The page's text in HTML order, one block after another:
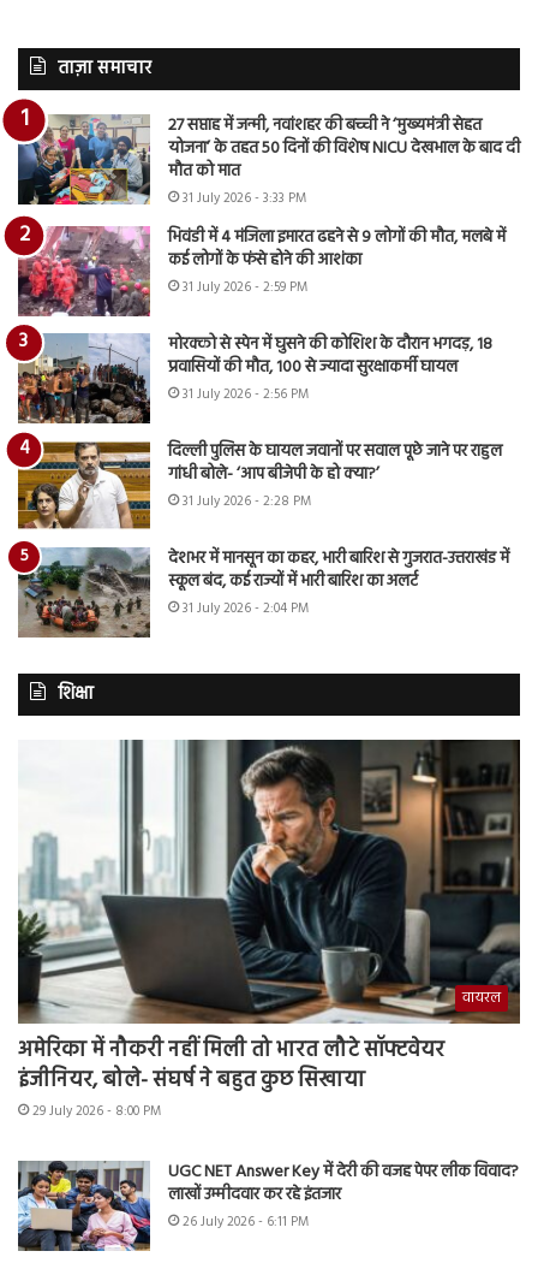
ताज़ा समाचार
27 सप्ताह में जन्मी, नवांशहर की बच्ची ने ‘मुख्यमंत्री सेहत
योजना’ के तहत 50 दिनों की विशेष NICU देखभाल के बाद दी
मौत को मात
31 July 2026 - 3:33 PM
भिवंडी में 4 मंजिला इमारत ढहने से 9 लोगों की मौत, मलबे में
कई लोगों के फंसे होने की आशंका
31 July 2026 - 2:59 PM
मोरक्को से स्पेन में घुसने की कोशिश के दौरान भगदड़, 18
प्रवासियों की मौत, 100 से ज्यादा सुरक्षाकर्मी घायल
31 July 2026 - 2:56 PM
दिल्ली पुलिस के घायल जवानों पर सवाल पूछे जाने पर राहुल
गांधी बोले- ‘आप बीजेपी के हो क्या?’
31 July 2026 - 2:28 PM
देशभर में मानसून का कहर, भारी बारिश से गुजरात-उत्तराखंड में
स्कूल बंद, कई राज्यों में भारी बारिश का अलर्ट
31 July 2026 - 2:04 PM
शिक्षा
वायरल
अमेरिका में नौकरी नहीं मिली तो भारत लौटे सॉफ्टवेयर
इंजीनियर, बोले- संघर्ष ने बहुत कुछ सिखाया
29 July 2026 - 8:00 PM
UGC NET Answer Key में देरी की वजह पेपर लीक विवाद?
लाखों उम्मीदवार कर रहे इंतजार
26 July 2026 - 6:11 PM